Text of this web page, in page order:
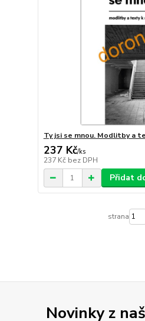
Ty jsi se mnou. Modlitby a
237 Kč/ks
237 Kč bez DPH
Přidat
strana
Novinky z